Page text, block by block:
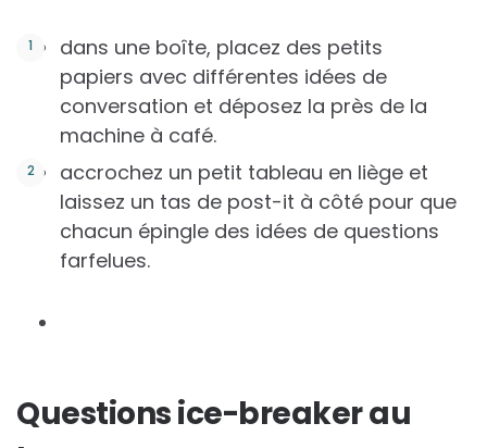
dans une boîte, placez des petits
papiers avec différentes idées de
conversation et déposez la près de la
machine à café.
accrochez un petit tableau en liège et
laissez un tas de post-it à côté pour que
chacun épingle des idées de questions
farfelues.
Questions ice-breaker au